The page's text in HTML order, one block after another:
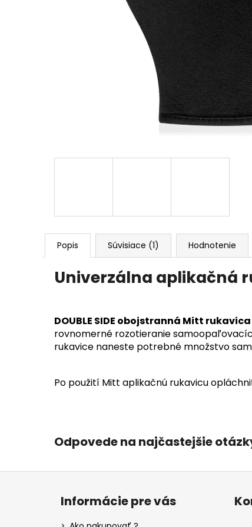
Popis Súvisiace (1) Hodnotenie
Univerzálna aplikačná
DOUBLE SIDE obojstranná Mitt rukavica
rovnomerné rozotieranie
rukavice naneste potrebné množstvo
Po použití Mitt aplikačnú rukavicu
Odpovede na najčastejšie
Z
Informácie pre vás